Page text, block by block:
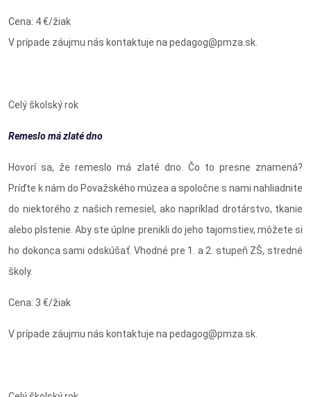
Cena: 4 €/žiak
V prípade záujmu nás kontaktuje na pedagog@pmza.sk.
Celý školský rok
Remeslo má zlaté dno
Hovorí sa, že remeslo má zlaté dno. Čo to presne znamená?
Príďte k nám do Považského múzea a spoločne s nami nahliadnite
do niektorého z našich remesiel, ako napríklad drotárstvo, tkanie
alebo plstenie. Aby ste úplne prenikli do jeho tajomstiev, môžete si
ho dokonca sami odskúšať. Vhodné pre 1. a 2. stupeň ZŠ, stredné
školy.
Cena: 3 €/žiak
V prípade záujmu nás kontaktuje na pedagog@pmza.sk.